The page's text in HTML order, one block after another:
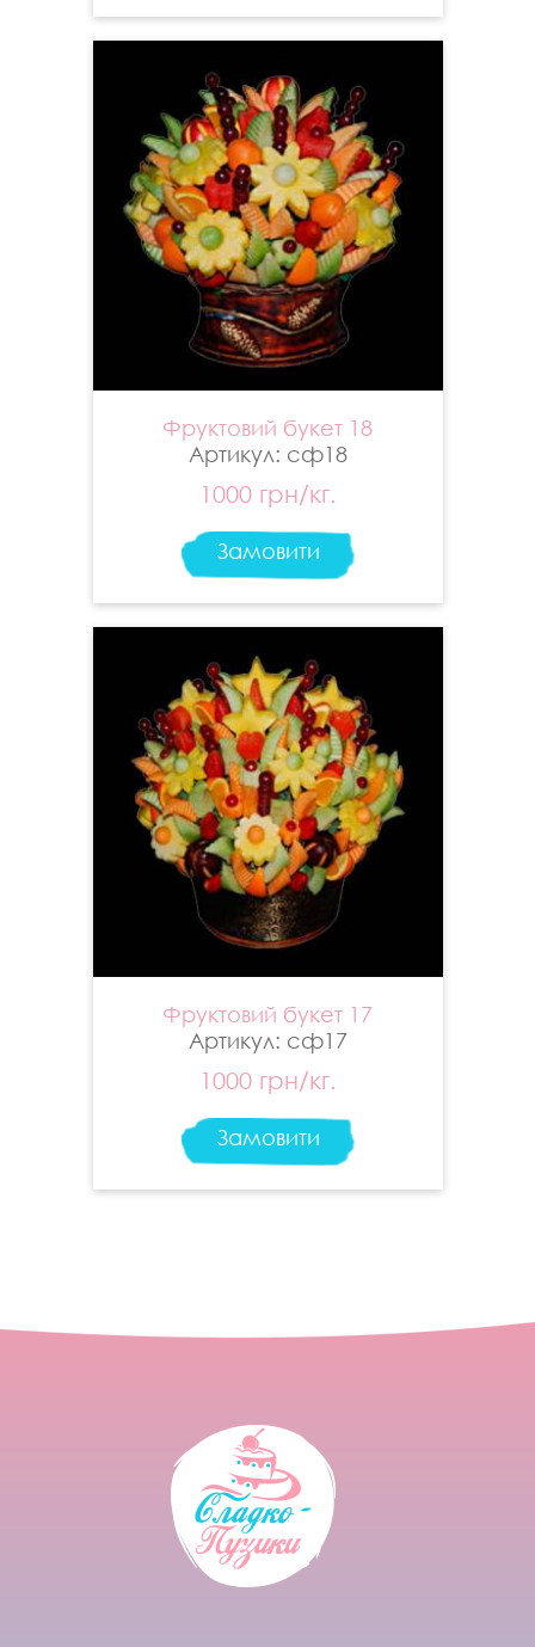
Фруктовий букет 18
Артикул: сф18
1000 грн/кг.
Замовити
Фруктовий букет 17
Артикул: сф17
1000 грн/кг.
Замовити